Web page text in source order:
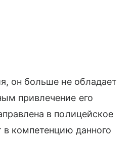
он больше не обладает
привлечение его
в полицейское
в компетенцию данного